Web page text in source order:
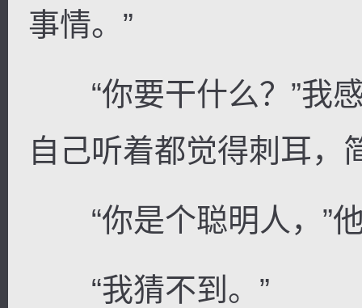
事情。”
“你要干什么？”我感
自己听着都觉得刺耳，
“你是个聪明人，”他
“我猜不到。”